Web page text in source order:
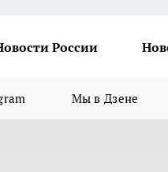
России
Мы в Дзене